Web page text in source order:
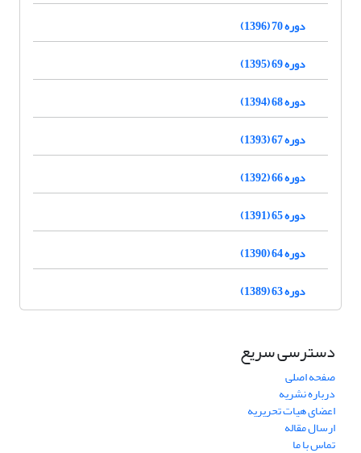
دوره 70 (1396)
دوره 69 (1395)
دوره 68 (1394)
دوره 67 (1393)
دوره 66 (1392)
دوره 65 (1391)
دوره 64 (1390)
دوره 63 (1389)
دسترسی سریع
صفحه اصلی
درباره نشریه
اعضای هیات تحریریه
ارسال مقاله
تماس با ما